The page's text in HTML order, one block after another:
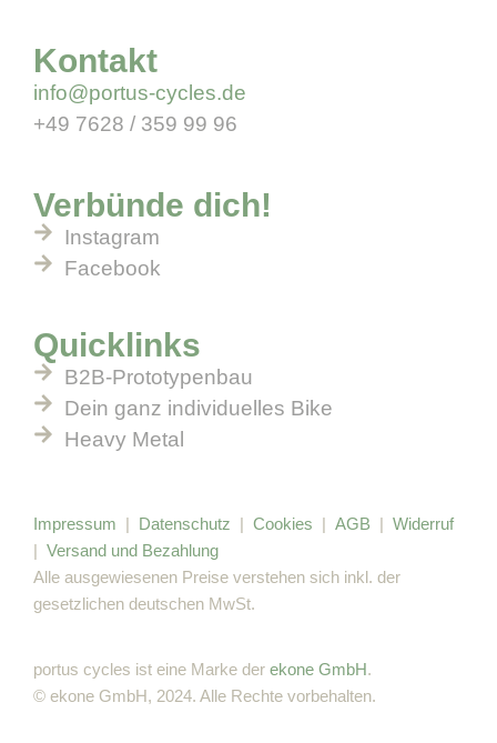
Kontakt
info@portus-cycles.de
+49 7628 / 359 99 96
Verbünde dich!
Instagram
Facebook
Quicklinks
B2B-Prototypenbau
Dein ganz individuelles Bike
Heavy Metal
Impressum | Datenschutz | Cookies | AGB | Widerruf
| Versand und Bezahlung
Alle ausgewiesenen Preise verstehen sich inkl. der
gesetzlichen deutschen MwSt.
portus cycles ist eine Marke der ekone GmbH.
© ekone GmbH, 2024. Alle Rechte vorbehalten.